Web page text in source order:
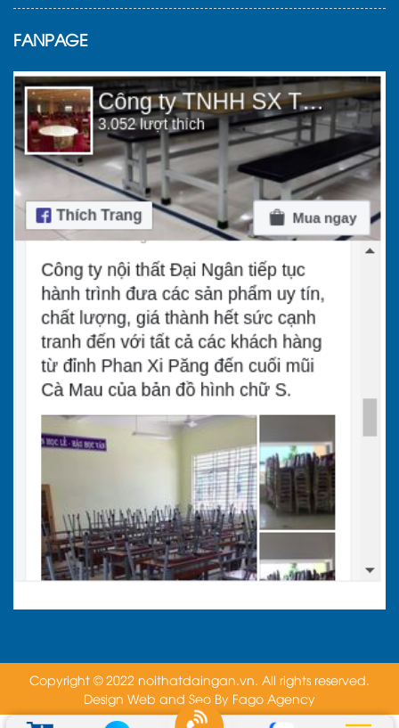
FANPAGE
Copyright © 2022 noithatdaingan.vn. All rights reserved.
Design Web and Seo By Fago Agency